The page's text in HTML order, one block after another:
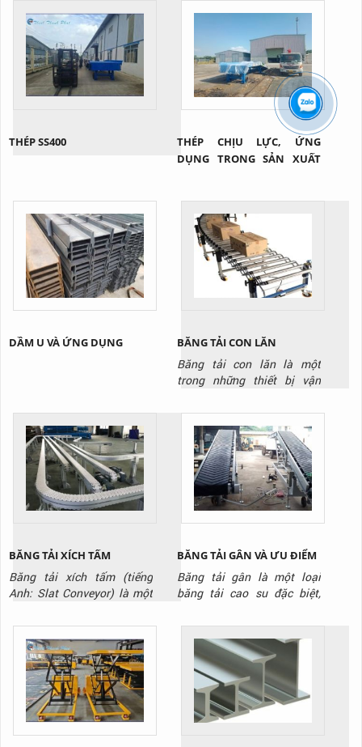
THÉP SS400
THÉP CHỊU LỰC, ỨNG
DỤNG TRONG SẢN XUẤT
DẦM U VÀ ỨNG DỤNG BĂNG TẢI CON LĂN
Băng tải con lăn là một
trong những thiết bị vận
trong các nhà kho và nhà
máy, kho hàng
BĂNG TẢI XÍCH TẤM
Băng tải xích tấm (tiếng
Anh: Slat Conveyor) là một
các tấm panel (tấm ván) kim
loại hoặc nhựa cứng được
gắn kết chặt chẽ với nhau
trên một hệ thống xích. Các
tấm này tạo thành một bề
mặt vận chuyển phẳng và
cứng cáp, khác biệt hoàn
toàn so...
BĂNG TẢI GÂN VÀ ƯU ĐIỂM
Băng tải gân là một loại
băng tải cao su đặc biệt,
(gân) trên bề mặt. Các gân
này có thể có nhiều hình
dạng khác nhau, như hình
chữ V, chữ T, hoặc gai, được
đúc liền với thân băng tải.
Mục đích chính của những
gân này là tạo ra ma sát...